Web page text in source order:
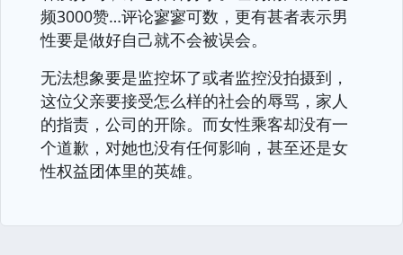
频3000赞…评论寥寥可数，更有甚者表示男
性要是做好自己就不会被误会。
无法想象要是监控坏了或者监控没拍摄到，
这位父亲要接受怎么样的社会的辱骂，家人
的指责，公司的开除。而女性乘客却没有一
个道歉，对她也没有任何影响，甚至还是女
性权益团体里的英雄。